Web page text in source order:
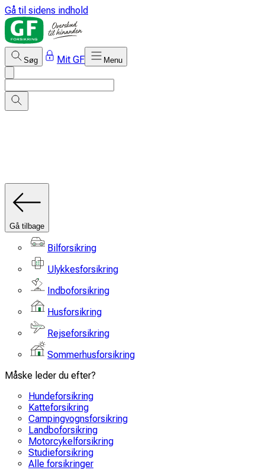
Gå til sidens indhold
Søg Mit GF Menu
Gå tilbage
Bilforsikring
Ulykkesforsikring
Indboforsikring
Husforsikring
Rejseforsikring
Sommerhusforsikring
Måske leder du efter?
Hundeforsikring
Katteforsikring
Campingvognsforsikring
Landboforsikring
Motorcykelforsikring
Studieforsikring
Alle forsikringer